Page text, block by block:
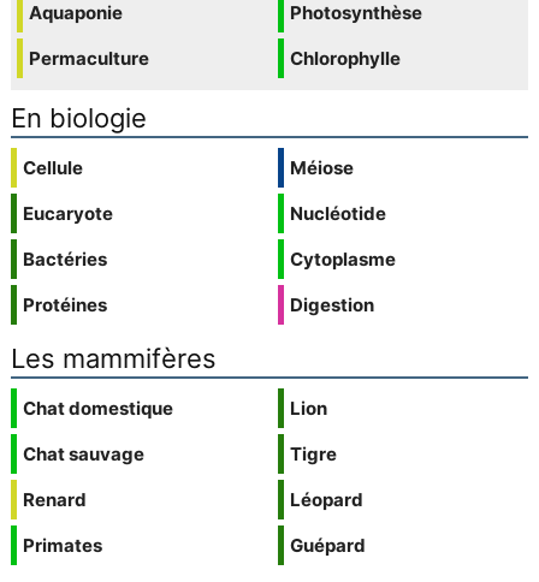
Aquaponie
Permaculture
Photosynthèse
Chlorophylle
En biologie
Cellule
Eucaryote
Bactéries
Protéines
Méiose
Nucléotide
Cytoplasme
Digestion
Les mammifères
Chat domestique
Chat sauvage
Renard
Primates
Lion
Tigre
Léopard
Guépard